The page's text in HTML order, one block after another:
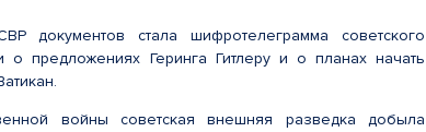
документов стала шифротелеграмма советского
о предложениях Геринга Гитлеру и о планах начать
войны советская внешняя разведка добыла